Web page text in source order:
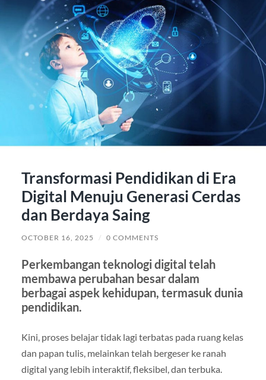
Transformasi Pendidikan di Era
Digital Menuju Generasi Cerdas
dan Berdaya Saing
OCTOBER 16, 2025 / 0 COMMENTS
Perkembangan teknologi digital telah
membawa perubahan besar dalam
berbagai aspek kehidupan, termasuk dunia
pendidikan.
Kini, proses belajar tidak lagi terbatas pada ruang kelas
dan papan tulis, melainkan telah bergeser ke ranah
digital yang lebih interaktif, fleksibel, dan terbuka.